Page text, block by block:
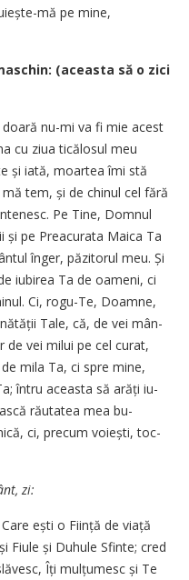
mă pe mine,
(aceasta să o zici
nu-mi va fi mie acest
cu ziua tică­losul meu
și iată, moartea îmi stă
tem, și de chinul cel fără
Pe Tine, Domnul
și pe Preacurata Maica Ta
înger, pă­zitorul meu. Și
iubi­rea Ta de oameni, ci
Ci, rogu-Te, Doamne,
Tale, că, de vei mân­
de vei milui pe cel curat,
mila Ta, ci spre mine,
întru aceasta să arăți iu­
rău­tatea mea bu­
ci, precum vo­iești, toc­­
zi:
ești o Ființă de viață
Fiule și Du­­hule Sfinte; cred
Îți mulțumesc și Te